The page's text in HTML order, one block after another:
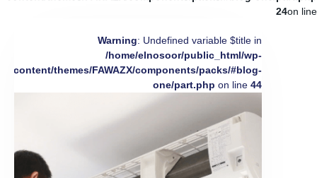
on line
24
Warning: Undefined variable $title in
/home/elnosoor/public_html/wp-
content/themes/FAWAZX/components/packs/#blog-
one/part.php on line 44